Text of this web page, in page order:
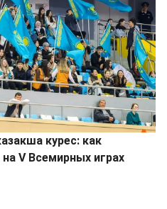
курес: как
V Всемирных играх